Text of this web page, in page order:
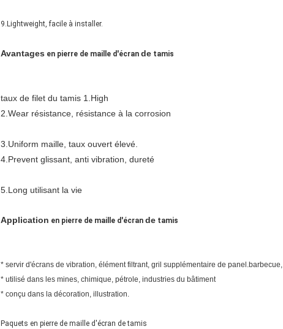
9.Lightweight, facile à installer.
Avantages en pierre de maille d'écran de tamis
taux de filet du tamis 1.High
2.Wear résistance, résistance à la corrosion
3.Uniform maille, taux ouvert élevé.
4.Prevent glissant, anti vibration, dureté
5.Long utilisant la vie
Application en pierre de maille d'écran de tamis
* servir d'écrans de vibration, élément filtrant, gril supplémentaire de
* utilisé dans les mines, chimique, pétrole, industries du bâtiment
* conçu dans la décoration, illustration.
Paquets en pierre de maille d'écran de tamis